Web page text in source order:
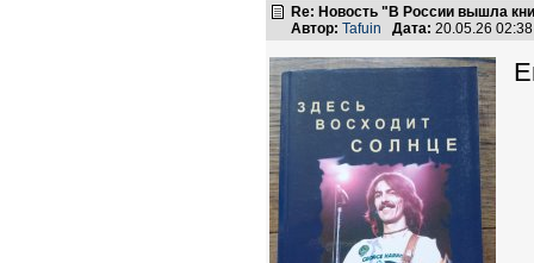
Re: Новость "В России вышла
Автор: Tafuin Дата: 20.05.26